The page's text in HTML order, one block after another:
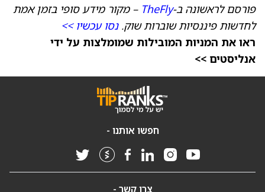
פורסם לראשונה ב-TheFly – מקור מידע סופי בזמן אמת
לחדשות פיננסיות שוברות שוק.נסו עכשיו >>
ראו את המניות המובילות שמומלצות על ידי
אנליסטים >>
חפשו אותנו -
צרו קשר -